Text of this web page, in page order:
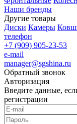
Наши бренды
Другие товары
Диски Камеры
телефон
+7 (909) 905-23-53
e-mail
manager@sgshina.ru
Обратный звонок
Авторизация
Введите данные,
регистрации